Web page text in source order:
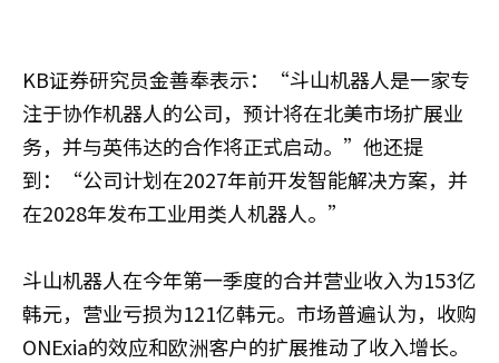
KB证券研究员金善奉表示：“斗山机器人是一家专
注于协作机器人的公司，预计将在北美市场扩展业
务，并与英伟达的合作将正式启动。”他还提
到：“公司计划在2027年前开发智能解决方案，并
在2028年发布工业用类人机器人。”
斗山机器人在今年第一季度的合并营业收入为153亿
韩元，营业亏损为121亿韩元。市场普遍认为，收购
ONExia的效应和欧洲客户的扩展推动了收入增长。